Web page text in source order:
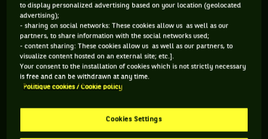
raconte leur enfance. L’histoire d’un père déterminé à ce que
ses deux filles écrivent l’histoire de leur sport. L’aînée,
Venus, avec 49 titres dont 7 en Grand Chelem, passerait
presque pour la ratée de la famille. Car Serena est à part. De
ses débuts dans le ghetto de Compton à LA, à son 23e Grand
Chelem, à l’Open d’Australie 2017, enceinte de son premier
sport, mais tout simplement écrit sa propre légende. Avec
plus de 300 semaines à la place de n°1 mondiale, SW a
to display personalized advertising based on your location (geolocated
advertising);
- sharing on social networks: These cookies allow us as well as our
partners, to share information with the social networks used;
- content sharing: These cookies allow us as well as our partners, to
visualize content hosted on an external site; etc.].
Your consent to the installation of cookies which is not strictly necessary
is free and can be withdrawn at any time.
Politique cookies / Cookie policy
Cookies Settings